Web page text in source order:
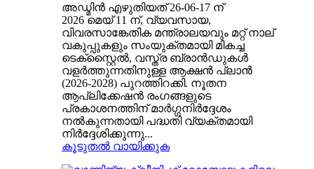
അഡ്മിൻ എഴുതിയത് 26-06-17 ന്
2026 മെയ് 11 ന്, വ്യവസായ,
വിവരസാങ്കേതിക മന്ത്രാലയവും മറ്റ് നാല്
വകുപ്പുകളും സംയുക്തമായി മികച്ച
ടെക്സ്റ്റൈൽ, വസ്ത്ര ബ്രാൻഡുകൾ
വളർത്തുന്നതിനുള്ള ആക്ഷൻ പ്ലാൻ
(2026-2028) പുറത്തിറക്കി. നൂതന
ആപ്ലിക്കേഷൻ രംഗങ്ങളുടെ
പ്രകാശനത്തിന് മാർഗ്ഗനിർദ്ദേശം
നൽകുന്നതായി പദ്ധതി വ്യക്തമായി
നിർദ്ദേശിക്കുന്നു...
കൂടുതൽ വായിക്കുക